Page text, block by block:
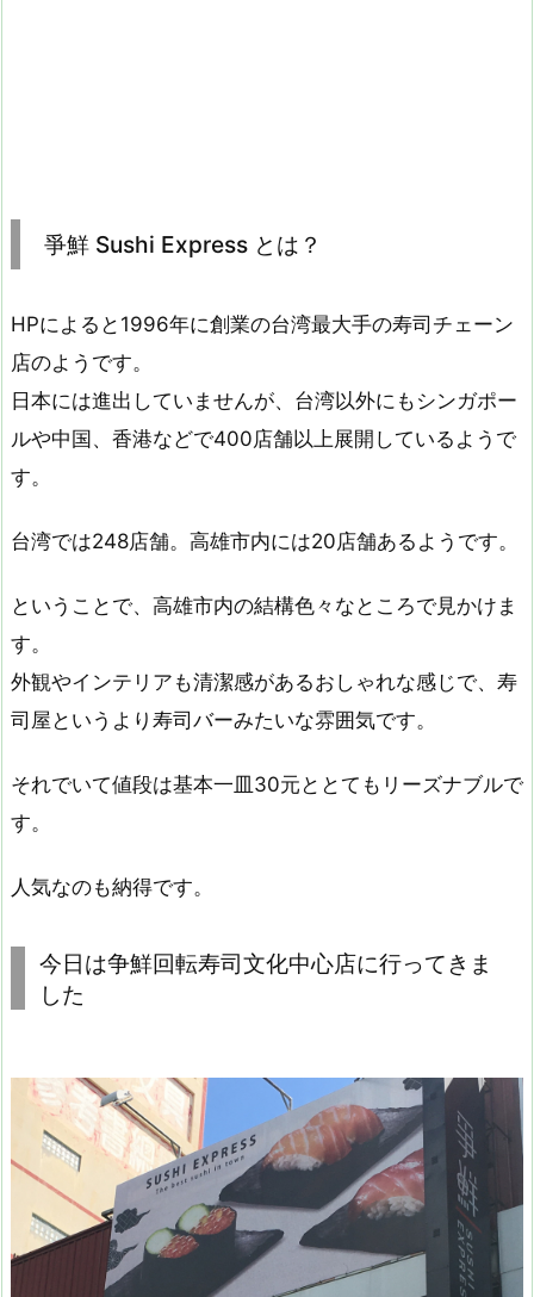
爭鮮 Sushi Express とは？
HPによると1996年に創業の台湾最大手の寿司チェーン
店のようです。
日本には進出していませんが、台湾以外にもシンガポー
ルや中国、香港などで400店舗以上展開しているようで
す。
台湾では248店舗。高雄市内には20店舗あるようです。
ということで、高雄市内の結構色々なところで見かけま
す。
外観やインテリアも清潔感があるおしゃれな感じで、寿
司屋というより寿司バーみたいな雰囲気です。
それでいて値段は基本一皿30元ととてもリーズナブルで
す。
人気なのも納得です。
今日は争鮮回転寿司文化中心店に行ってきま
した